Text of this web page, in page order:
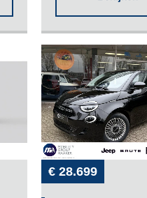
€ 28.699